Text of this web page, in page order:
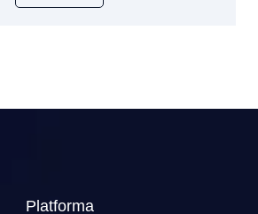
Platforma